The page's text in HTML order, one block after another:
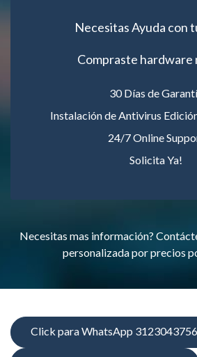
Necesitas Ayuda con
Compraste hardware
30 Días de
Instalación de Antivirus
24/7 Online
Solicita Ya!
Necesitas mas información?
personalizada por precios
Click para WhatsApp 3123043756